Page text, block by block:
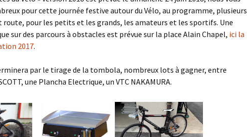
Saison 2015/2016
Saison 2014/2015
Saison 2011/2012
Saison 2010/2011
Sorties
pour cette journée festive autour du Vélo, au programme, plusieurs
route, pour les petits et les grands, les amateurs et les sportifs. Une
sur des parcours à obstacles est prévue sur la place Alain Chapel, ici la
2017.
par le tirage de la tombola, nombreux lots à gagner, entre
une Plancha Electrique, un VTC NAKAMURA.